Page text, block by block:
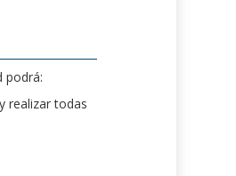
podrá:
realizar todas